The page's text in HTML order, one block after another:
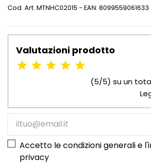
Cod. Art. MTNHC02015 - EAN: 8099559061633
Valutazioni prodotto
(5/5) su un
Accetto le condizioni generali e l'
privacy